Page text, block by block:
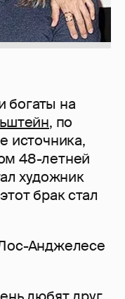
на
, по
источника,
48-летней
художник
брак стал
Анджелесе